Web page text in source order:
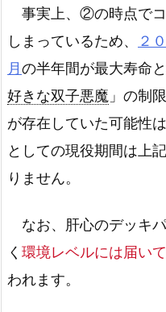
事実上、②の時点でコ
しまっているため、
２
月 の半年間が最大寿命
好きな双子悪魔 」の制
が存在していた可能性
としての現役期間は上
りません。
なお、肝心のデッキ
く 環境レベルには届い
われます。